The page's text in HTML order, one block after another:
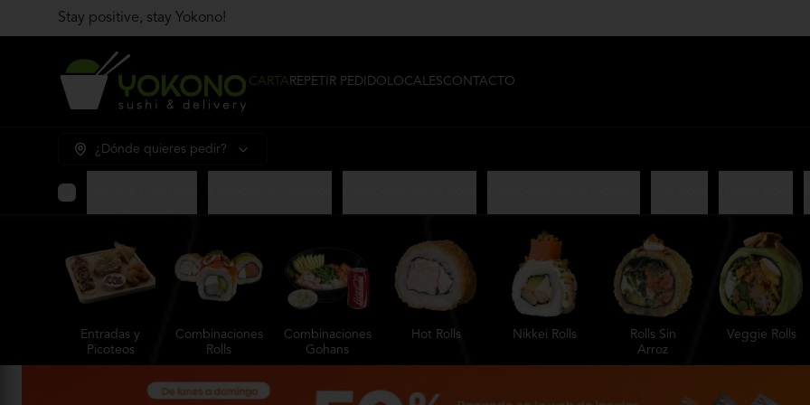
Stay positive, stay Yokono!
CARTA REPETIR PEDIDO LOCALESCONTACTO
¿Dónde quieres pedir?
Entradas y
Picoteos
Combinaciones
Rolls
Combinaciones
Gohans
Hot Rolls Nikkei Rolls
Rolls Sin
Arroz
Veggie Rolls